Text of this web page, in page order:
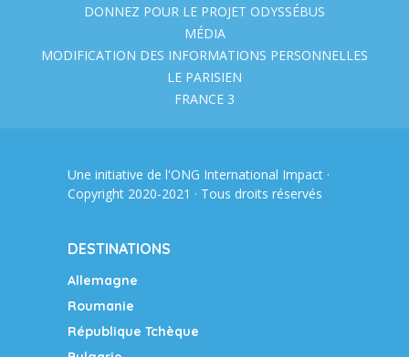
DONNEZ POUR LE PROJET ODYSSÉBUS
MÉDIA
MODIFICATION DES INFORMATIONS PERSONNELLES
LE PARISIEN
FRANCE 3
Une initiative de l'ONG International Impact ·
Copyright 2020-2021 · Tous droits réservés
DESTINATIONS
Allemagne
Roumanie
République Tchèque